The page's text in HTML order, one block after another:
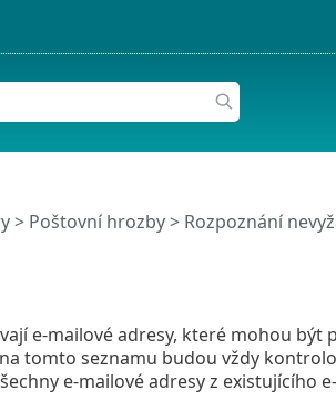
> Poštovní hrozby> Rozpoznání
e-mailové adresy, které mohou
tomto seznamu budou vždy
e-mailové adresy z existujícího